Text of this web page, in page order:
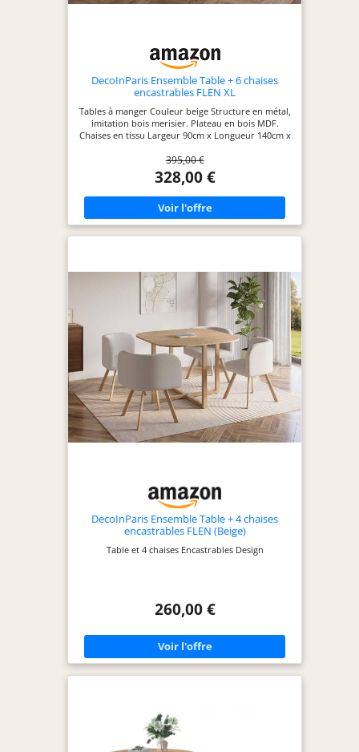
l’ensemble salle à
manger est équipé
de 2 repose-pieds
réglables et de 4
patins
antidérapants.
ÉLÉGANT★ La
texture exquise en
faux marbre et la
finition laquée
dorée se marient
ajoutant une
touche de luxe et
une esthétique
haut de gamme.
En plus, le surface
imperméable est
facile à nettoyer
avec un chiffon
humide.
★ENSEMBLE SALLE
À MANGER 4 PCS★
comprend une
table à manger
rectangulaire, 2
tabourets et un
banc, parfait pour
cm peut accueillir
facilement des
plats délicieux et
de la vaisselle.
DecoInParis Ensemble Table + 6 chaises
encastrables FLEN XL
Tables à manger Couleur beige Structure en métal,
imitation bois merisier. Plateau en bois MDF.
Chaises en tissu Largeur 90cm x Longueur 140cm x
395,00 €
328,00 €
DecoInParis Ensemble Table + 4 chaises
encastrables FLEN (Beige)
Table et 4 chaises Encastrables Design
260,00 €